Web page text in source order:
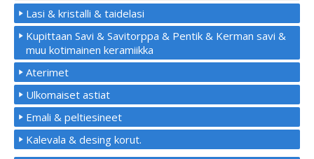
Lasi & kristalli & taidelasi
Kupittaan Savi & Savitorppa & Pentik & Kerman savi &
muu kotimainen keramiikka
Aterimet
Ulkomaiset astiat
Emali & peltiesineet
Kalevala & desing korut.